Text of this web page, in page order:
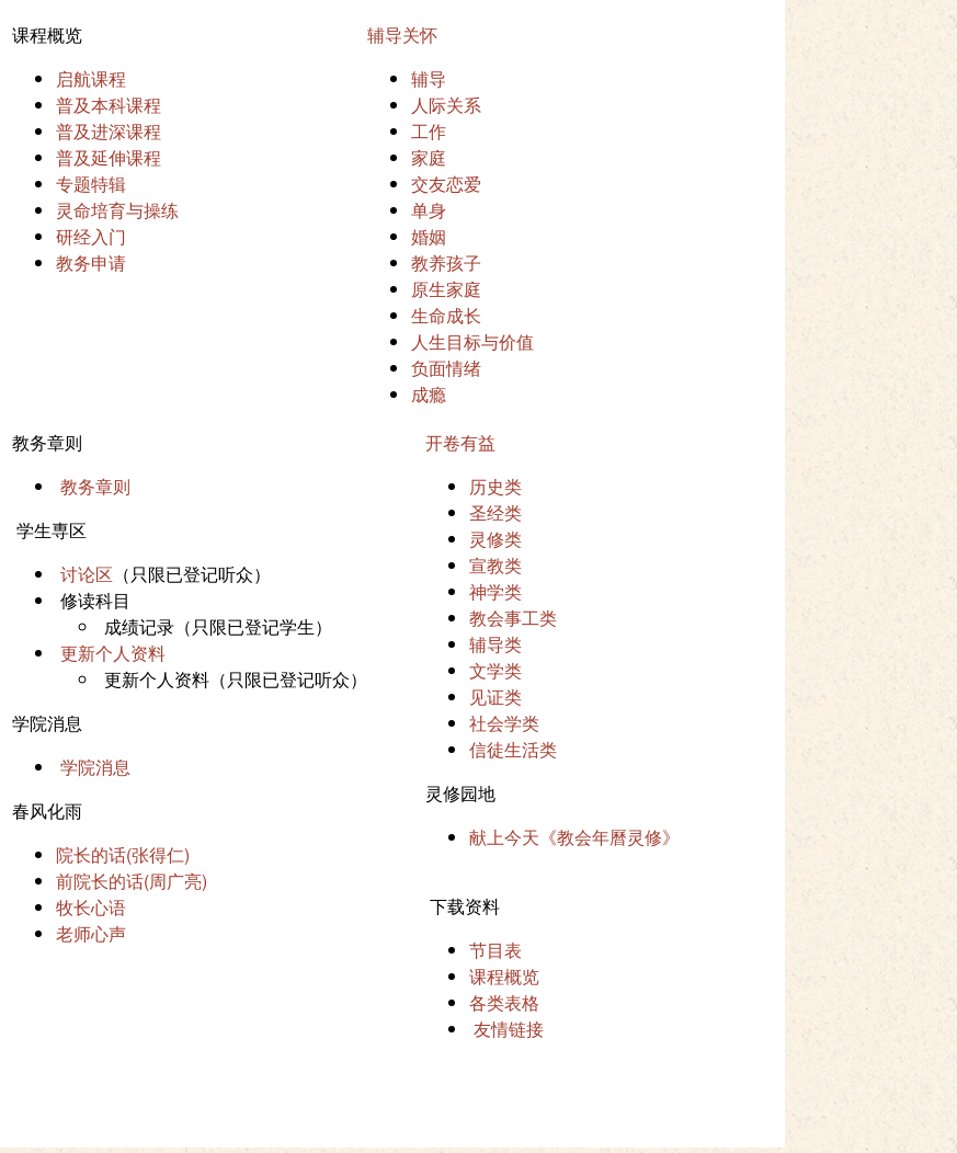
课程概览
启航课程
普及本科课程
普及进深课程
普及延伸课程
专题特辑
灵命培育与操练
研经入门
教务申请
辅导关怀
辅导
人际关系
工作
家庭
交友恋爱
单身
婚姻
教养孩子
原生家庭
生命成长
人生目标与价值
负面情绪
成瘾
教务章则
教务章则
学生専区
讨论区 （只限已登记听众）
修读科目
成绩记录（只限已登记学生）
更新个人资料
更新个人资料（只限已登记听众）
学院消息
学院消息
春风化雨
院长的话(张得仁)
前院长的话(周广亮)
牧长心语
老师心声
开卷有益
历史类
圣经类
灵修类
宣教类
神学类
教会事工类
辅导类
文学类
见证类
社会学类
信徒生活类
灵修园地
献上今天《教会年曆灵修》
下载资料
节目表
课程概览
各类表格
友情链接